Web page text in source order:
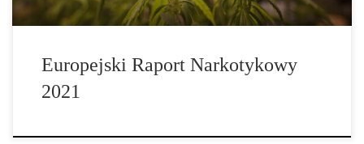
Europejski Raport Narkotykowy
2021